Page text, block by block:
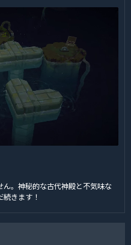
。神秘的な古代神殿と不気味な
きます！